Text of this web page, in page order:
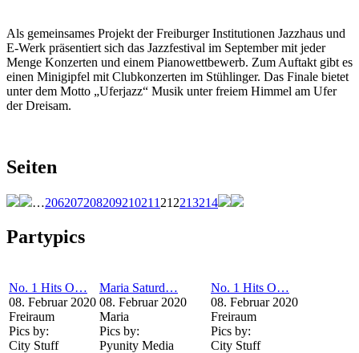
Als gemeinsames Projekt der Freiburger Institutionen Jazzhaus und
E-Werk präsentiert sich das Jazzfestival im September mit jeder
Menge Konzerten und einem Pianowettbewerb. Zum Auftakt gibt es
einen Minigipfel mit Clubkonzerten im Stühlinger. Das Finale bietet
unter dem Motto „Uferjazz“ Musik unter freiem Himmel am Ufer
der Dreisam.
Seiten
…206207208209210211 212213214
Partypics
No. 1 Hits O…
08. Februar 2020
Freiraum
Pics by:
City Stuff
Maria Saturd…
08. Februar 2020
Maria
Pics by:
Pyunity Media
No. 1 Hits O…
08. Februar 2020
Freiraum
Pics by:
City Stuff